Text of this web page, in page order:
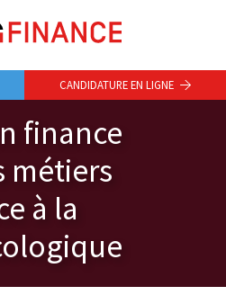
finance
métiers
à la
CANDIDATURE EN LIGNE